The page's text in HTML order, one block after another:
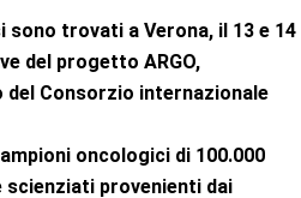
sono trovati a Verona, il 13 e 14
del progetto ARGO,
del Consorzio internazionale
oncologici di 100.000
scienziati provenienti dai